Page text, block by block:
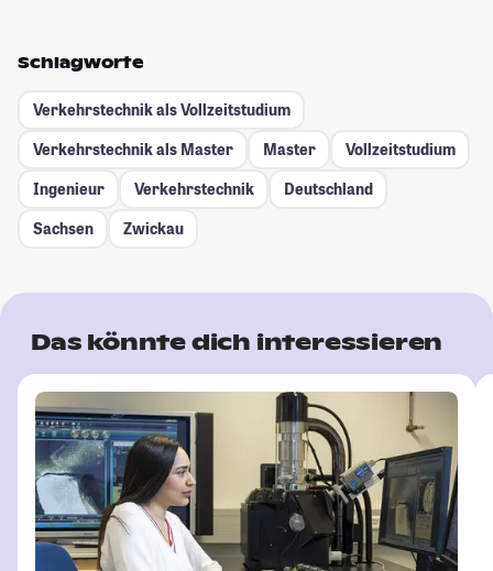
Schlagworte
Verkehrstechnik als Vollzeitstudium
Verkehrstechnik als Master
Master
Vollzeitstudium
Ingenieur
Verkehrstechnik
Deutschland
Sachsen
Zwickau
Das könnte dich interessieren